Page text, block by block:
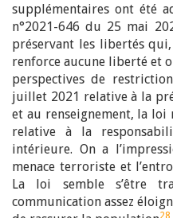
supplémentaires ont été
n°2021-646 du 25 mai
préservant les libertés
renforce aucune liberté et
perspectives de
juillet 2021 relative à la
et au renseignement, la loi
relative à la
intérieure. On a
menace terroriste et
La loi semble s’être
communication assez
28